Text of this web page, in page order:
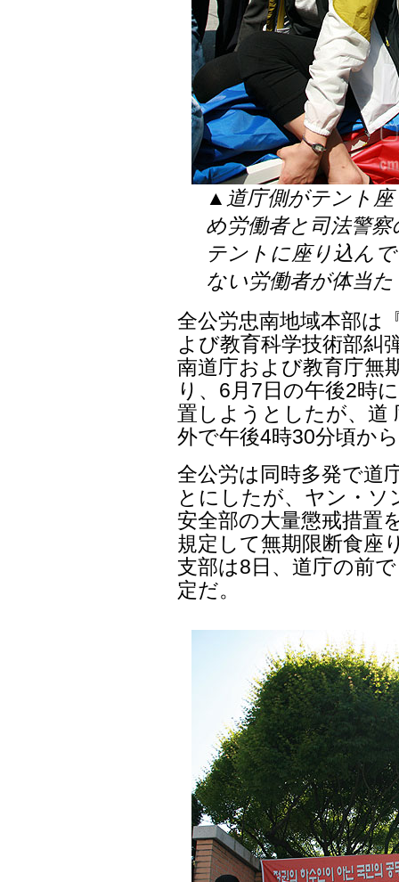
▲道庁側がテント
め労働者と司法警
テントに座り込ん
ない労働者が体当
全公労忠南地域本部は
よび教育科学技術部糾
南道庁および教育庁無
り、6月7日の午後2時
置しようとしたが、道
外で午後4時30分頃か
全公労は同時多発で道
とにしたが、ヤン・ソ
安全部の大量懲戒措置
規定して無期限断食座
支部は8日、道庁の前
定だ。